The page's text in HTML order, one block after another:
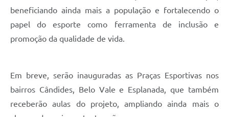
beneficiando ainda mais a população e fortalecendo o
papel do esporte como ferramenta de inclusão e
promoção da qualidade de vida.
Em breve, serão inauguradas as Praças Esportivas nos
bairros Cândides, Belo Vale e Esplanada, que também
receberão aulas do projeto, ampliando ainda mais o